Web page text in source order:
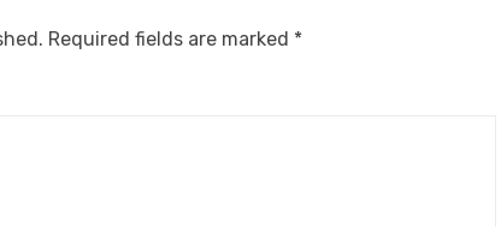
Required fields are marked *